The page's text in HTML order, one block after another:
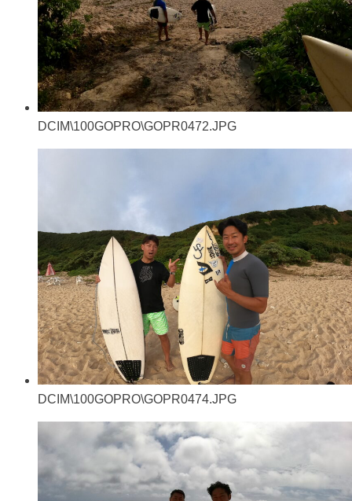
DCIM\100GOPRO\GOPR0472.JPG
DCIM\100GOPRO\GOPR0474.JPG